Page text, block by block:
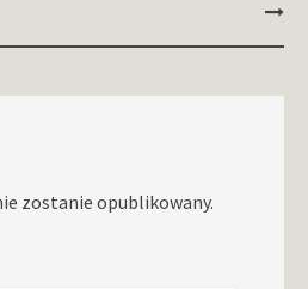
zostanie opublikowany.